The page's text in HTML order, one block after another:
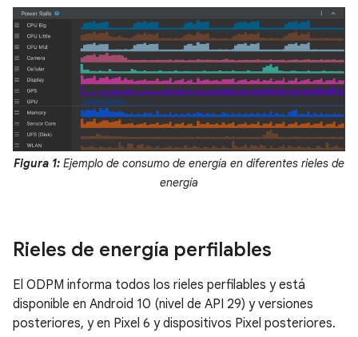
Figura 1: Ejemplo de consumo de energía en diferentes rieles de
energía
Rieles de energía perfilables
El ODPM informa todos los rieles perfilables y está
disponible en Android 10 (nivel de API 29) y versiones
posteriores, y en Pixel 6 y dispositivos Pixel posteriores.